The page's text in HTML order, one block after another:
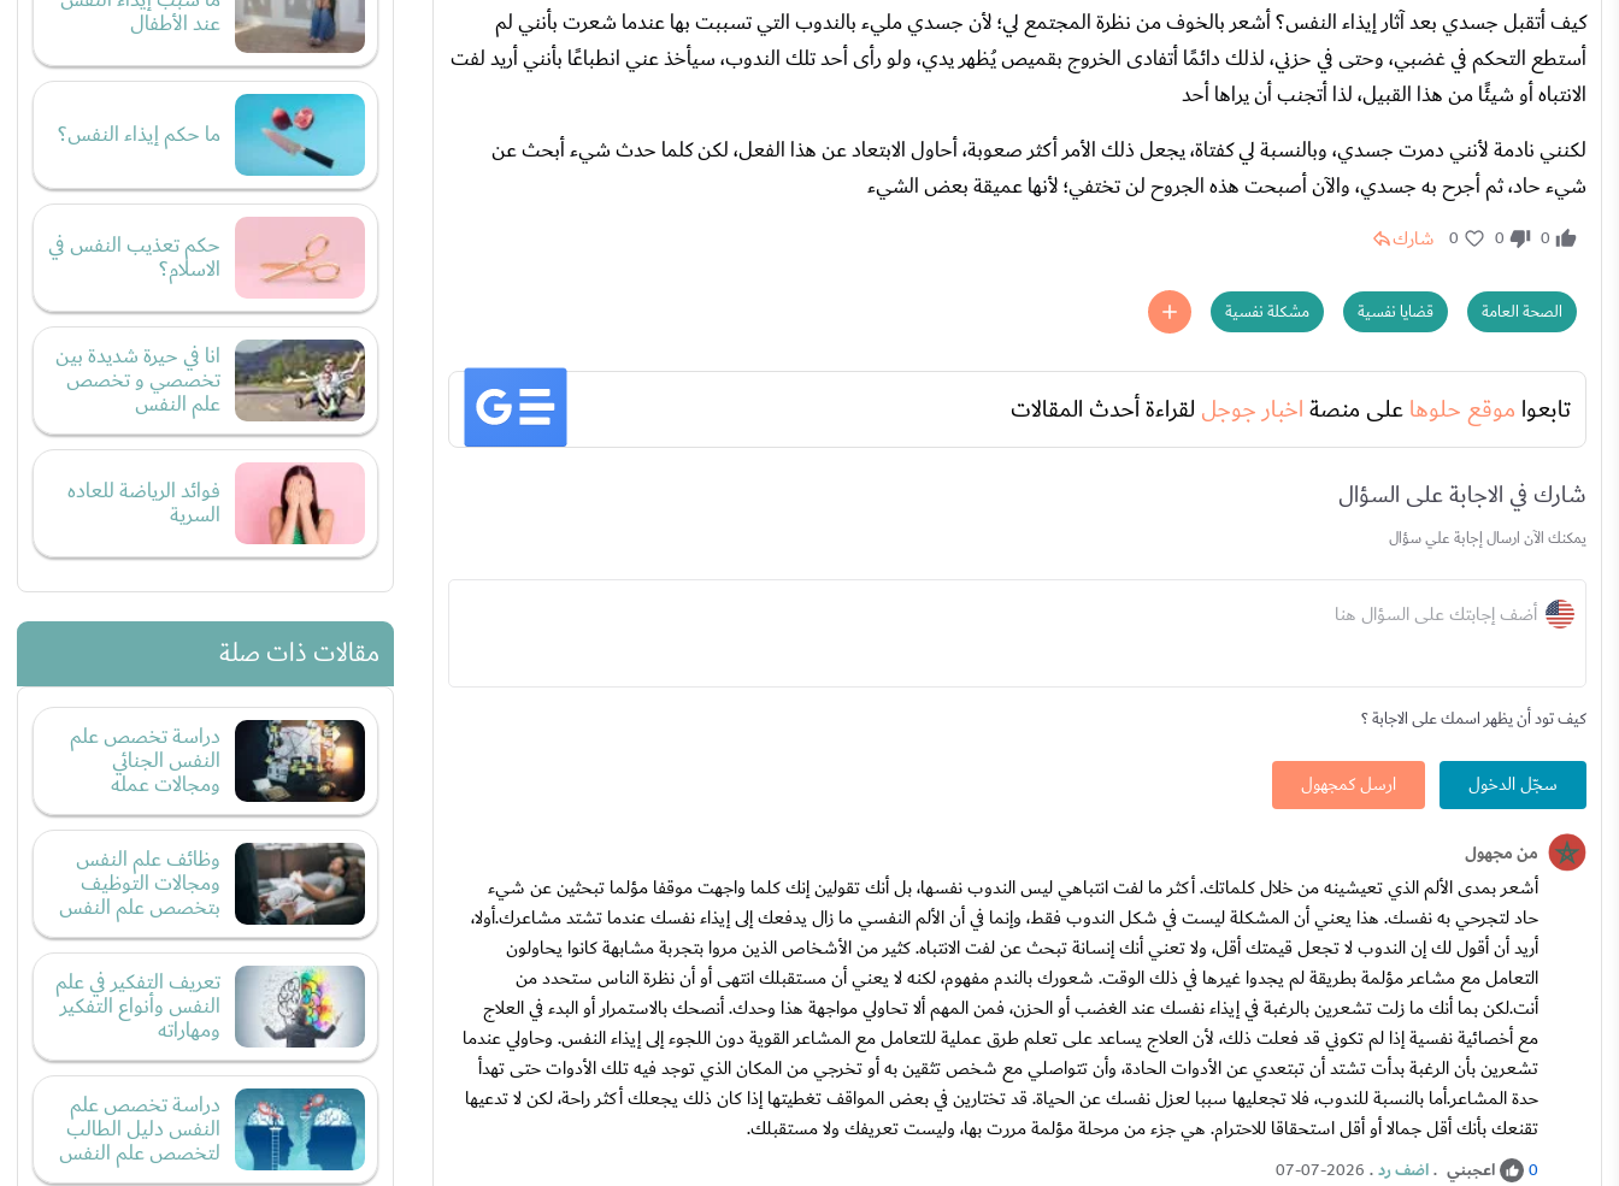
كيف أتقبل جسدي بعد آثار إيذاء النفس؟ أشعر بالخوف من نظرة المجتمع لي؛ لأن جسدي مليء بالندوب التي تسببت بها عندما شعرت بأنني لم
أستطع التحكم في غضبي، وحتى في حزني، لذلك دائمًا أتفادى الخروج بقميص يُظهر يدي، ولو رأى أحد تلك الندوب، سيأخذ عني انطباعًا بأنني أريد لفت
الانتباه أو شيئًا من هذا القبيل، لذا أتجنب أن يراها أحد
لكنني نادمة لأنني دمرت جسدي، وبالنسبة لي كفتاة، يجعل ذلك الأمر أكثر صعوبة، أحاول الابتعاد عن هذا الفعل، لكن كلما حدث شيء أبحث عن
شيء حاد، ثم أجرح به جسدي، والآن أصبحت هذه الجروح لن تختفي؛ لأنها عميقة بعض الشيء
0
0
0 شارك
الصحة العامة قضايا نفسية مشكلة نفسية
تابعوا موقع حلوهاعلى منصةاخبار جوجل لقراءة أحدث المقالات
شارك في الاجابة على السؤال
يمكنك الآن ارسال إجابة علي سؤال
أضف إجابتك على السؤال هنا
كيف تود أن يظهر اسمك على الاجابة ؟
سجّل الدخول ارسل كمجهول
من مجهول
أشعر بمدى الألم الذي تعيشينه من خلال كلماتك. أكثر ما لفت انتباهي ليس الندوب نفسها، بل أنك تقولين إنك كلما واجهت موقفا مؤلما تبحثين عن شيء
حاد لتجرحي به نفسك. هذا يعني أن المشكلة ليست في شكل الندوب فقط، وإنما في أن الألم النفسي ما زال يدفعك إلى إيذاء نفسك عندما تشتد مشاعرك.أولا،
أريد أن أقول لك إن الندوب لا تجعل قيمتك أقل، ولا تعني أنك إنسانة تبحث عن لفت الانتباه. كثير من الأشخاص الذين مروا بتجربة مشابهة كانوا يحاولون
التعامل مع مشاعر مؤلمة بطريقة لم يجدوا غيرها في ذلك الوقت. شعورك بالندم مفهوم، لكنه لا يعني أن مستقبلك انتهى أو أن نظرة الناس ستحدد من
أنت.لكن بما أنك ما زلت تشعرين بالرغبة في إيذاء نفسك عند الغضب أو الحزن، فمن المهم ألا تحاولي مواجهة هذا وحدك. أنصحك بالاستمرار أو البدء في العلاج
مع أخصائية نفسية إذا لم تكوني قد فعلت ذلك، لأن العلاج يساعد على تعلم طرق عملية للتعامل مع المشاعر القوية دون اللجوء إلى إيذاء النفس. وحاولي عندما
تشعرين بأن الرغبة بدأت تشتد أن تبتعدي عن الأدوات الحادة، وأن تتواصلي مع شخص تثقين به أو تخرجي من المكان الذي توجد فيه تلك الأدوات حتى تهدأ
حدة المشاعر.أما بالنسبة للندوب، فلا تجعليها سببا لعزل نفسك عن الحياة. قد تختارين في بعض المواقف تغطيتها إذا كان ذلك يجعلك أكثر راحة، لكن لا تدعيها
تقنعك بأنك أقل جمالا أو أقل استحقاقا للاحترام. هي جزء من مرحلة مؤلمة مررت بها، وليست تعريفك ولا مستقبلك.
0 اعجبني .اضف رد.
07-07-2026
عند الأطفال
ما حكم إيذاء النفس؟
حكم تعذيب النفس في
الاسلام؟
انا في حيرة شديدة بين
تخصصي و تخصص
علم النفس
فوائد الرياضة للعاده
السرية
مقالات ذات صلة
دراسة تخصص علم
النفس الجنائي
ومجالات عمله
وظائف علم النفس
ومجالات التوظيف
بتخصص علم النفس
تعريف التفكير في علم
النفس وأنواع التفكير
ومهاراته
دراسة تخصص علم
النفس دليل الطالب
لتخصص علم النفس